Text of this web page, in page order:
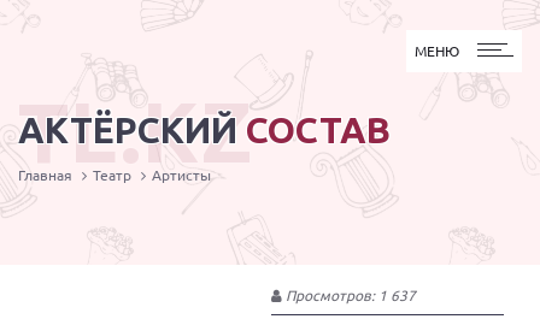
МЕНЮ
МЕНЮ
АКТЁРСКИЙ СОСТАВ
TL.KZ
Главная Театр Артисты
Просмотров: 1 637